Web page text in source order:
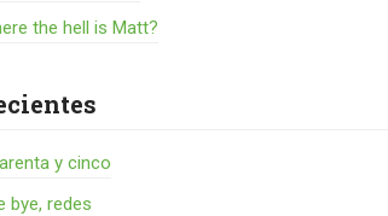
the hell is Matt?
y cinco
bye, redes